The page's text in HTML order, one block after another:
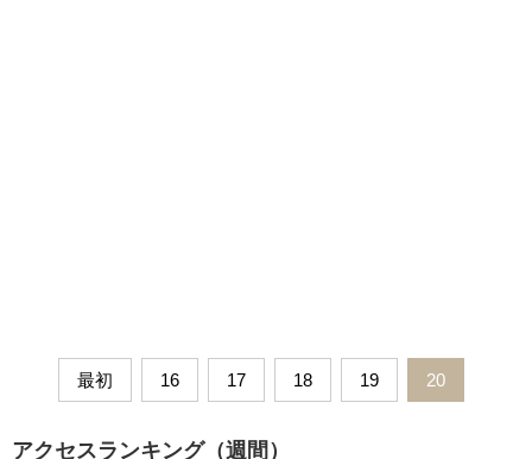
最初 16 17 18 19 20
アクセスランキング（週間）